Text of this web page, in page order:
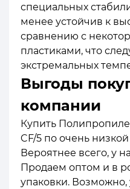
специальных
менее устойчив к
сравнению с
пластиками, что
экстремальных
Выгоды
компании
Купить
CF/5 по очень
Вероятнее всего, у
Продаем оптом и в
упаковки.